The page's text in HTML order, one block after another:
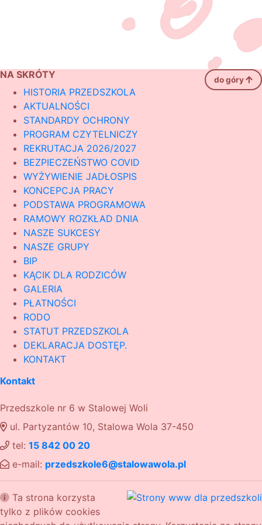
NA SKRÓTY do góry
HISTORIA PRZEDSZKOLA
AKTUALNOŚCI
STANDARDY OCHRONY
PROGRAM CZYTELNICZY
REKRUTACJA 2026/2027
BEZPIECZEŃSTWO COVID
WYŻYWIENIE JADŁOSPIS
KONCEPCJA PRACY
PODSTAWA PROGRAMOWA
RAMOWY ROZKŁAD DNIA
NASZE SUKCESY
NASZE GRUPY
BIP
KĄCIK DLA RODZICÓW
GALERIA
PŁATNOŚCI
RODO
STATUT PRZEDSZKOLA
DEKLARACJA DOSTĘP.
KONTAKT
Kontakt
Przedszkole nr 6 w Stalowej Woli
ul. Partyzantów 10, Stalowa Wola 37-450
tel: 15 842 00 20
e-mail: przedszkole6@stalowawola.pl
Ta strona korzysta
tylko z plików cookies